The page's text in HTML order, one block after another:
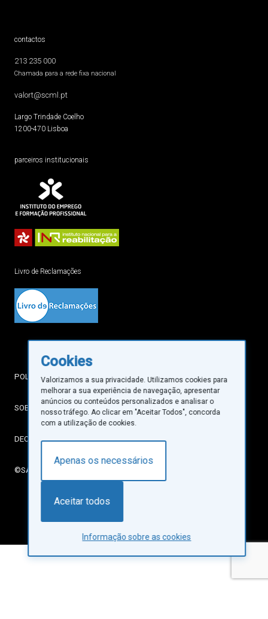
contactos
213 235 000
Chamada para a rede fixa nacional
valort@scml.pt
Largo Trindade Coelho
1200-470 Lisboa
parceiros institucionais
Livro de Reclamações
POLÍTICA DE PRIVACIDADE
SOBRE COOKIES
DECLARAÇÃO DE ACESSIBILIDADE
©SANTA CASA DA MISERICÓRDIA DE LISBOA
Cookies
Valorizamos a sua privacidade. Utilizamos cookies para
melhorar a sua experiência de navegação, apresentar
anúncios ou conteúdos personalizados e analisar o
nosso tráfego. Ao clicar em "Aceitar Todos", concorda
com a utilização de cookies.
Apenas os necessários
Aceitar todos
Informação sobre as cookies